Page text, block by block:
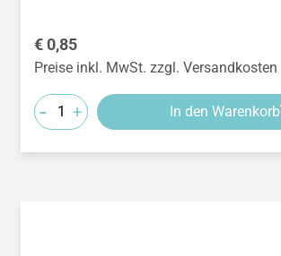
Regulärer Preis:
€ 0,85
Preise inkl. MwSt. zzgl. Versandkosten
- + In den Warenkorb